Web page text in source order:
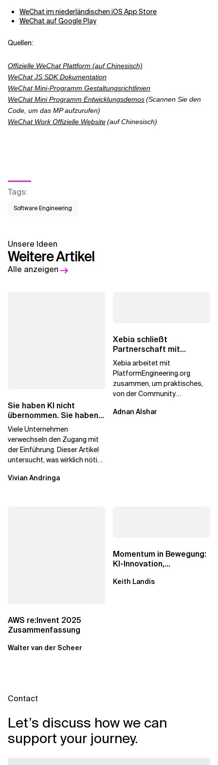
WeChat im niederländischen iOS App Store
WeChat auf Google Play
Quellen:
Offizielle WeChat Plattform (auf Chinesisch)
WeChat JS SDK Dokumentation
WeChat Mini-Programm Gestaltungsrichtlinien
WeChat Mini Programm Entwicklungsdemos(Scannen Sie den
Code, um das MP aufzurufen)
WeChat Work Offizielle Website(auf Chinesisch)
Tags:
Software Engineering
Unsere Ideen
Weitere Artikel
Alle anzeigen
Sie haben KI nicht
übernommen. Sie haben
Lizenzen gekauft.
Viele Unternehmen
verwechseln den Zugang mit
der Einführung. Dieser Artikel
untersucht, was wirklich nötig
Wirkung...
Vivian Andringa
Xebia schließt
Partnerschaft mit
PlatformEngineering.org
Xebia arbeitet mit
PlatformEngineering.org
zusammen, um praktisches,
von der Community
Engineering voranzutreiben,
Adnan Alshar
AWS re:Invent 2025
Zusammenfassung
Walter van der Scheer
Momentum in Bewegung:
KI-Innovation,
Macht der...
Keith Landis
Contact
Let’s discuss how we can
support your journey.